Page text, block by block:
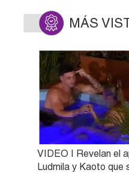
MÁS
VIDEO | Revelan el
Ludmila y Kaoto que